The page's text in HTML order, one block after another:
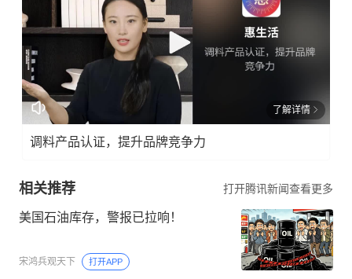
了解详情
调料产品认证，提升品牌竞争力
相关推荐 打开腾讯新闻查看更多
美国石油库存，警报已拉响！
宋鸿兵观天下 打开APP